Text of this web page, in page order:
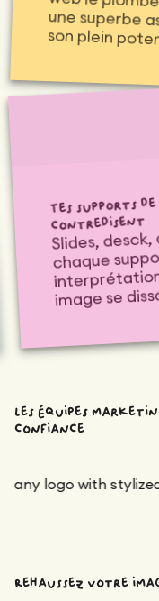
son plein
Tes supports
contredisent
Slides,
chaque
image se
les équipes
confiance
Rehaussez votre